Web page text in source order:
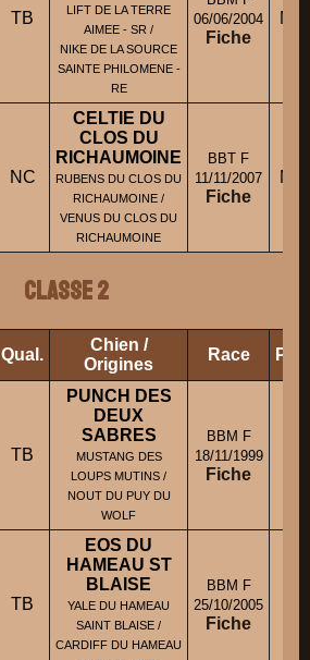
TB
LIFT DE LA TERRE
AIMEE - SR /
NIKE DE LA SOURCE
SAINTE PHILOMENE -
RE
06/06/2004
Fiche
NC
CELTIE DU
CLOS DU
RICHAUMOINE
RUBENS DU CLOS DU
RICHAUMOINE /
VENUS DU CLOS DU
RICHAUMOINE
BBT F
11/11/2007
Fiche
M.
Classe 2
Qual.
Chien /
Origines
Race
TB
PUNCH DES
DEUX
SABRES
MUSTANG DES
LOUPS MUTINS /
NOUT DU PUY DU
WOLF
BBM F
18/11/1999
Fiche
TB
EOS DU
HAMEAU ST
BLAISE
YALE DU HAMEAU
SAINT BLAISE /
CARDIFF DU HAMEAU
BBM F
25/10/2005
Fiche